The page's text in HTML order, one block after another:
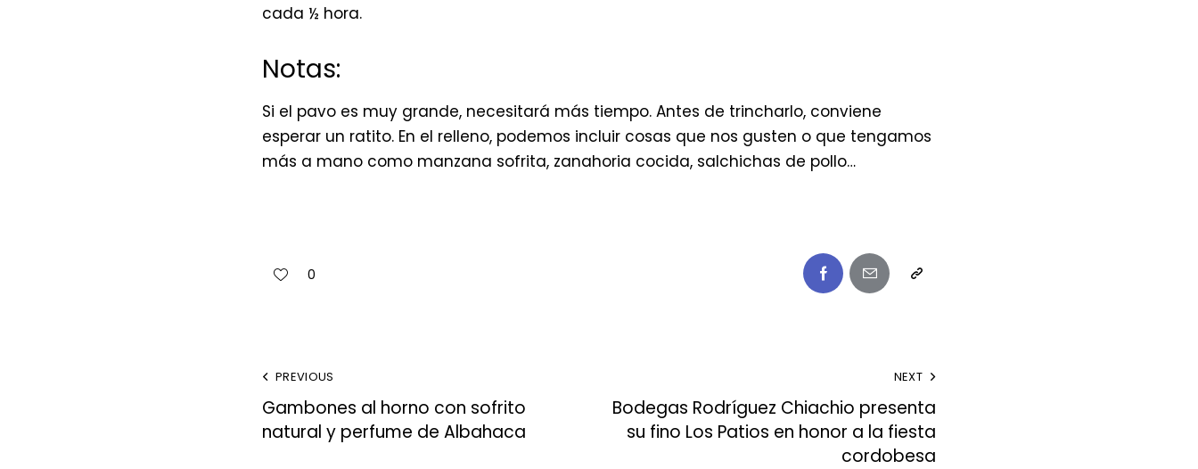
cada ½ hora.
Notas:
Si el pavo es muy grande, necesitará más tiempo. Antes de trincharlo, conviene
esperar un ratito. En el relleno, podemos incluir cosas que nos gusten o que tengamos
más a mano como manzana sofrita, zanahoria cocida, salchichas de pollo…
0
PREVIOUS
Gambones al horno con sofrito
natural y perfume de Albahaca
NEXT
Bodegas Rodríguez Chiachio presenta
su fino Los Patios en honor a la fiesta
cordobesa